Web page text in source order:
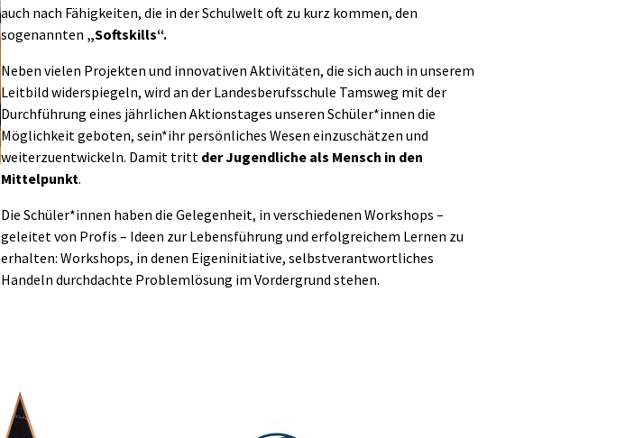
auch nach Fähigkeiten, die in der Schulwelt oft zu kurz kommen, den
sogenannten „Softskills“.
Neben vielen Projekten und innovativen Aktivitäten, die sich auch in unserem
Leitbild widerspiegeln, wird an der Landesberufsschule Tamsweg mit der
Durchführung eines jährlichen Aktionstages unseren Schüler*innen die
Möglichkeit geboten, sein*ihr persönliches Wesen einzuschätzen und
weiterzuentwickeln. Damit tritt der Jugendliche als Mensch in den
Mittelpunkt.
Die Schüler*innen haben die Gelegenheit, in verschiedenen Workshops –
geleitet von Profis – Ideen zur Lebensführung und erfolgreichem Lernen zu
erhalten: Workshops, in denen Eigeninitiative, selbstverantwortliches
Handeln durchdachte Problemlösung im Vordergrund stehen.